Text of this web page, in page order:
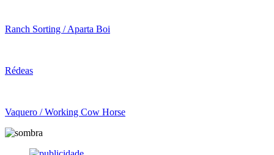
Ranch Sorting / Aparta Boi
Rédeas
Vaquero / Working Cow Horse